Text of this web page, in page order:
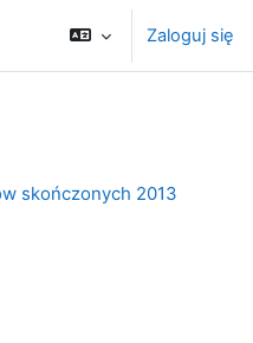
Zaloguj się
skończonych 2013